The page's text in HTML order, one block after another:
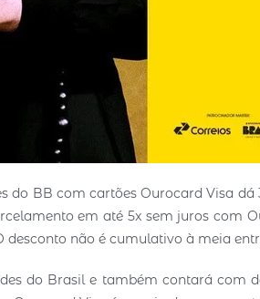
do BB com cartões Ourocard Visa dá
em até 5x sem juros com
desconto não é cumulativo à meia
do Brasil e também contará com